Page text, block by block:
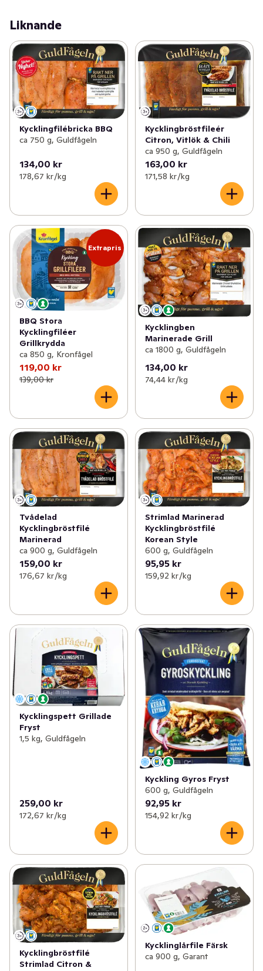
Liknande
Kycklingfilébricka BBQ
ca 750 g, Guldfågeln
134,00 kr
178,67 kr /kg
Kycklingbröstfileér
Citron, Vitlök & Chili
ca 950 g, Guldfågeln
163,00 kr
171,58 kr /kg
Extrapris
BBQ Stora
Kycklingfiléer
Grillkrydda
ca 850 g, Kronfågel
119,00 kr
139,00 kr
Kycklingben
Marinerade Grill
ca 1800 g, Guldfågeln
134,00 kr
74,44 kr /kg
Tvådelad
Kycklingbröstfilé
Marinerad
ca 900 g, Guldfågeln
159,00 kr
176,67 kr /kg
Strimlad Marinerad
Kycklingbröstfilé
Korean Style
600 g, Guldfågeln
95,95 kr
159,92 kr /kg
Kycklingspett Grillade
Fryst
1,5 kg, Guldfågeln
259,00 kr
172,67 kr /kg
Kyckling Gyros Fryst
600 g, Guldfågeln
92,95 kr
154,92 kr /kg
Kycklingbröstfilé
Strimlad Citron &
Kycklinglårfile Färsk
ca 900 g, Garant